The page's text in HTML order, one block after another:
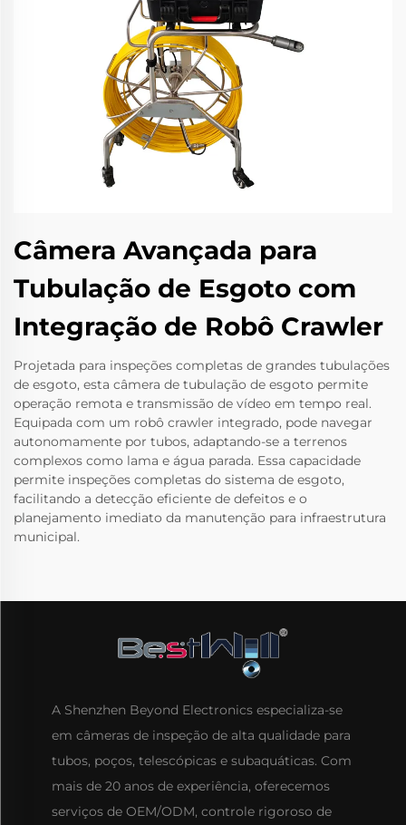
Câmera Avançada para
Tubulação de Esgoto com
Integração de Robô Crawler
Projetada para inspeções completas de grandes tubulações
de esgoto, esta câmera de tubulação de esgoto permite
operação remota e transmissão de vídeo em tempo real.
Equipada com um robô crawler integrado, pode navegar
autonomamente por tubos, adaptando-se a terrenos
complexos como lama e água parada. Essa capacidade
permite inspeções completas do sistema de esgoto,
facilitando a detecção eficiente de defeitos e o
planejamento imediato da manutenção para infraestrutura
municipal.
A Shenzhen Beyond Electronics especializa-se
em câmeras de inspeção de alta qualidade para
tubos, poços, telescópicas e subaquáticas. Com
mais de 20 anos de experiência, oferecemos
serviços de OEM/ODM, controle rigoroso de